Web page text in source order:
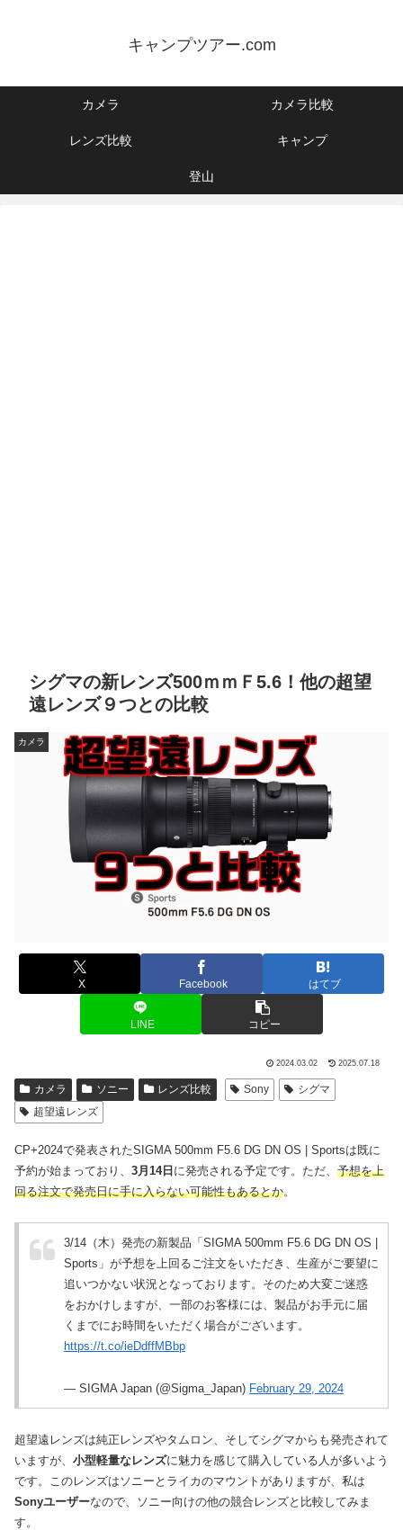
キャンプツアー.com
カメラ カメラ比較
レンズ比較 キャンプ
登山
シグマの新レンズ500ｍｍＦ5.6！他の超望
遠レンズ９つとの比較
カメラ
X Facebook はてブ
LINE コピー
2024.03.02 2025.07.18
カメラ ソニー レンズ比較 Sony
シグマ
超望遠レンズ
CP+2024で発表されたSIGMA 500mm F5.6 DG DN OS | Sportsは既に
予約が始まっており、 3月14日 に発売される予定です。ただ、 予想を上
回る注文で発売日に手に入らない可能性もあるとか。
3/14（木）発売の新製品「SIGMA 500mm F5.6 DG DN OS |
Sports」が予想を上回るご注文をいただき、生産がご要望に
追いつかない状況となっております。そのため大変ご迷惑
をおかけしますが、一部のお客様には、製品がお手元に届
くまでにお時間をいただく場合がございます。
https://t.co/ieDdffMBbp
— SIGMA Japan (@Sigma_Japan) February 29, 2024
超望遠レンズは純正レンズやタムロン、そしてシグマからも発売されて
いますが、 小型軽量なレンズに魅力を感じて購入している人が多いよう
です。このレンズはソニーとライカのマウントがありますが、私は
Sonyユーザーなので、ソニー向けの他の競合レンズと比較してみま
す。